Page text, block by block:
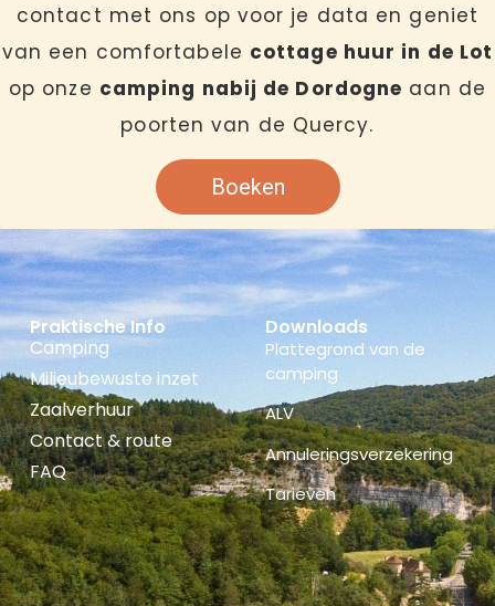
contact met ons op voor je data en geniet
van een comfortabele cottage huur in de Lot
op onze camping nabij de Dordogne aan de
poorten van de Quercy.
Boeken
Praktische Info
Camping
Milieubewuste inzet
Zaalverhuur
Contact & route
FAQ
Downloads
Plattegrond van de
camping
ALV
Annuleringsverzekering
Tarieven